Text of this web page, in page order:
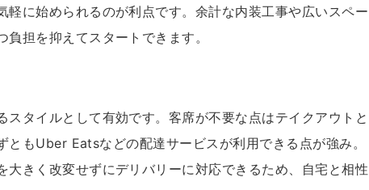
軽に始められるのが利点です。余計な内装工事や広いスペー
担を抑えてスタートできます。
スタイルとして有効です。客席が不要な点はテイクアウトと
ともUber Eatsなどの配達サービスが利用できる点が強み。
大きく改変せずにデリバリーに対応できるため、自宅と相性